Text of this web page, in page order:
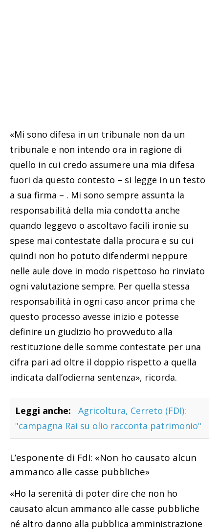
«Mi sono difesa in un tribunale non da un
tribunale e non intendo ora in ragione di
quello in cui credo assumere una mia difesa
fuori da questo contesto – si legge in un testo
a sua firma – . Mi sono sempre assunta la
responsabilità della mia condotta anche
quando leggevo o ascoltavo facili ironie su
spese mai contestate dalla procura e su cui
quindi non ho potuto difendermi neppure
nelle aule dove in modo rispettoso ho rinviato
ogni valutazione sempre. Per quella stessa
responsabilità in ogni caso ancor prima che
questo processo avesse inizio e potesse
definire un giudizio ho provveduto alla
restituzione delle somme contestate per una
cifra pari ad oltre il doppio rispetto a quella
indicata dall’odierna sentenza», ricorda.
Leggi anche:
Agricoltura, Cerreto (FDI):
"campagna Rai su olio racconta patrimonio"
L’esponente di FdI: «Non ho causato alcun
ammanco alle casse pubbliche»
«Ho la serenità di poter dire che non ho
causato alcun ammanco alle casse pubbliche
né altro danno alla pubblica amministrazione